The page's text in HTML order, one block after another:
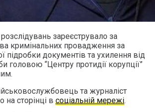
зареєструвало за
кримінальних провадження за
підробки документів та ухилення від
головою “Центру протидії корупції”
та журналіст
сторінці в соціальній мережі.